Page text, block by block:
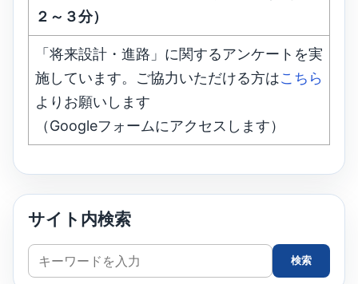
２～３分）
「将来設計・進路」に関するアンケートを実
施しています。ご協力いただける方はこちら
よりお願いします
（Googleフォームにアクセスします）
サイト内検索
サ
イ
検索